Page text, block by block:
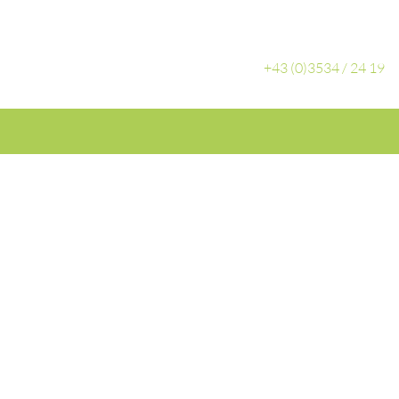
+43 (0)3534 / 24 19
050 24 H BLUTDRUCKMESSUNG